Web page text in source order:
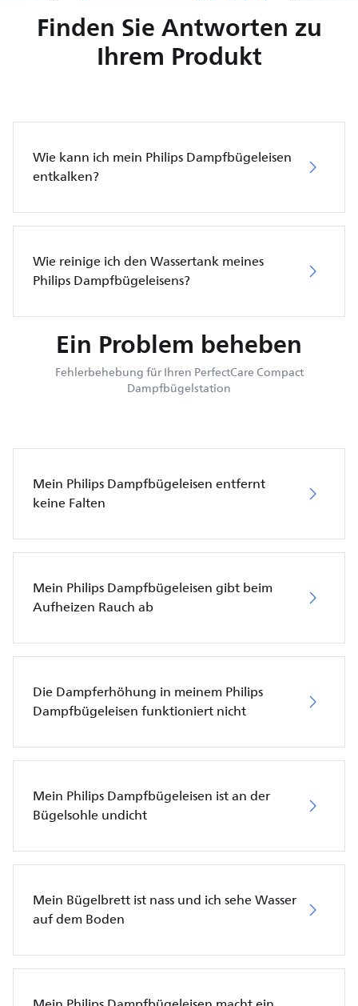
Finden Sie Antworten zu
Ihrem Produkt
Wie kann ich mein Philips Dampfbügeleisen
entkalken?
Wie reinige ich den Wassertank meines
Philips Dampfbügeleisens?
Ein Problem beheben
Fehlerbehebung für Ihren PerfectCare Compact
Dampfbügelstation
Mein Philips Dampfbügeleisen entfernt
keine Falten
Mein Philips Dampfbügeleisen gibt beim
Aufheizen Rauch ab
Die Dampferhöhung in meinem Philips
Dampfbügeleisen funktioniert nicht
Mein Philips Dampfbügeleisen ist an der
Bügelsohle undicht
Mein Bügelbrett ist nass und ich sehe Wasser
auf dem Boden